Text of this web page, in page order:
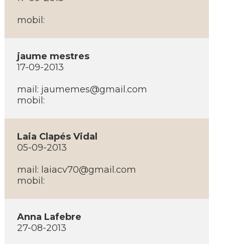
mobil:
jaume mestres
17-09-2013
mail: jaumemes@gmail.com
mobil:
Laia Clapés Vidal
05-09-2013
mail: laiacv70@gmail.com
mobil:
Anna Lafebre
27-08-2013